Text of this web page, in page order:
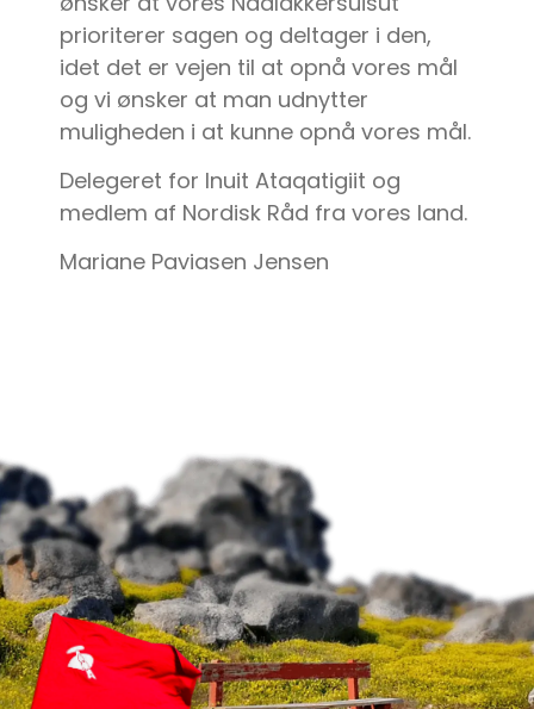
prioriterer sagen og deltager i den,
idet det er vejen til at opnå vores mål
og vi ønsker at man udnytter
muligheden i at kunne opnå vores mål.
Delegeret for Inuit Ataqatigiit og
medlem af Nordisk Råd fra vores land.
Mariane Paviasen Jensen